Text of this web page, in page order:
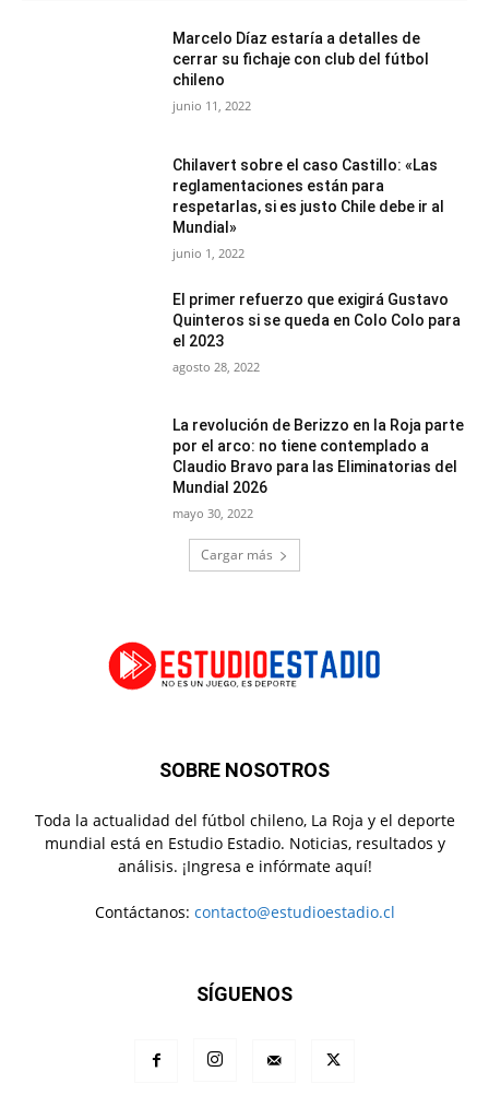
Marcelo Díaz estaría a detalles de
cerrar su fichaje con club del fútbol
chileno
junio 11, 2022
Chilavert sobre el caso Castillo: «Las
reglamentaciones están para
respetarlas, si es justo Chile debe ir al
Mundial»
junio 1, 2022
El primer refuerzo que exigirá Gustavo
Quinteros si se queda en Colo Colo para
el 2023
agosto 28, 2022
La revolución de Berizzo en la Roja parte
por el arco: no tiene contemplado a
Claudio Bravo para las Eliminatorias del
Mundial 2026
mayo 30, 2022
Cargar más
SOBRE NOSOTROS
Toda la actualidad del fútbol chileno, La Roja y el deporte
mundial está en Estudio Estadio. Noticias, resultados y
análisis. ¡Ingresa e infórmate aquí!
Contáctanos: contacto@estudioestadio.cl
SÍGUENOS